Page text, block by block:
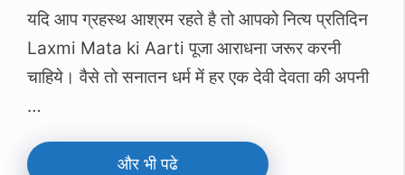
यदि आप ग्रहस्‍थ आश्रम रहते है तो आपको नित्‍य प्रतिदिन
Laxmi Mata ki Aarti पूजा आराधना जरूर करनी
चाहिये। वैसे तो सनातन धर्म में हर एक देवी देवता की अपनी
…
और भी पढे